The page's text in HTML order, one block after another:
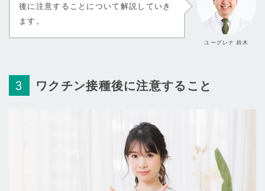
ユーグレナ 鈴木
後に注意することについて解説していき
ます。
ワクチン接種後に注意すること